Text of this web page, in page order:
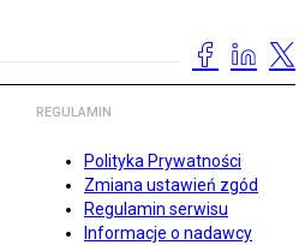
REGULAMIN
Polityka Prywatności
Zmiana ustawień zgód
Regulamin serwisu
Informacje o nadawcy